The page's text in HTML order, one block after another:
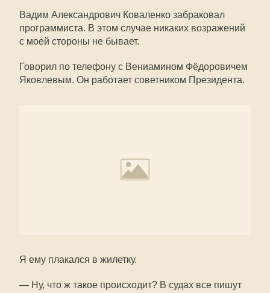
Вадим Александрович Коваленко забраковал
программиста. В этом случае никаких возражений
с моей стороны не бывает.
Говорил по телефону с Вениамином Фёдоровичем
Яковлевым. Он работает советником Президента.
Я ему плакался в жилетку.
— Ну, что ж такое происходит? В судах все пишут